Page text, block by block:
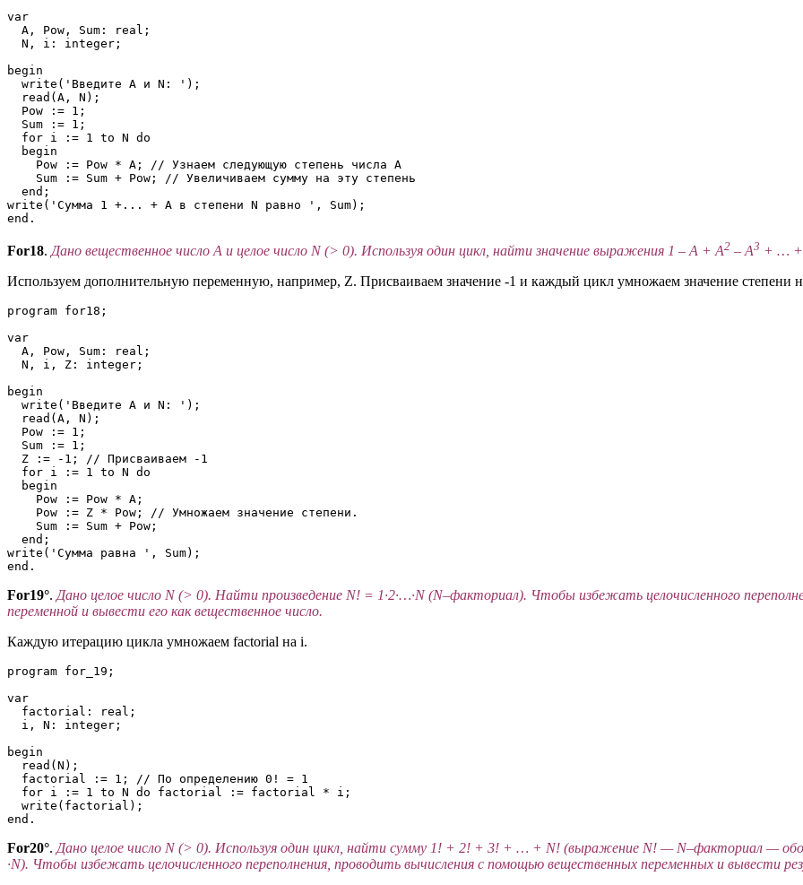
var
  A, Pow, Sum: real;
  N, i: integer;
begin
  write('Введите A и N: ');
  read(A, N);
  Pow := 1;
  Sum := 1;
  for i := 1 to N do
  begin
    Pow := Pow * A; // Узнаем следующую степень числа А
    Sum := Sum + Pow; // Увеличиваем сумму на эту степень
  end;
write('Сумма 1 +... + A в степени N равно ', Sum);
end.
For18.Дано вещественное число A и целое число N (> 0). Используя один цикл, найти значение выражения 1 – A + A2 – A3 + … +
Используем дополнительную переменную, например, Z. Присваиваем значение -1 и каждый цикл умножаем значение степени
program for18;
var
  A, Pow, Sum: real;
  N, i, Z: integer;
begin
  write('Введите A и N: ');
  read(A, N);
  Pow := 1;
  Sum := 1;
  Z := -1; // Присваиваем -1
  for i := 1 to N do
  begin
    Pow := Pow * A;
    Pow := Z * Pow; // Умножаем значение степени.
    Sum := Sum + Pow;
  end;
write('Сумма равна ', Sum);
end.
For19°.Дано целое число N (> 0). Найти произведение N! = 1·2·…·N (N–факториал). Чтобы избежать целочисленного
переменной и вывести его как вещественное число.
Каждую итерацию цикла умножаем factorial на i.
program for_19;
var
  factorial: real;
  i, N: integer;
begin
  read(N);
  factorial := 1; // По определению 0! = 1
  for i := 1 to N do factorial := factorial * i;
  write(factorial);
end.
For20°.Дано целое число N (> 0). Используя один цикл, найти сумму 1! + 2! + 3! + … + N! (выражение N! — N–факториал —
·N). Чтобы избежать целочисленного переполнения, проводить вычисления с помощью вещественных переменных и вывести